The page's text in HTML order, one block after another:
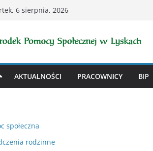
6 sierpnia, 2026
AKTUALNOŚCI PRACOWNICY BIP
społeczna
rodzinne